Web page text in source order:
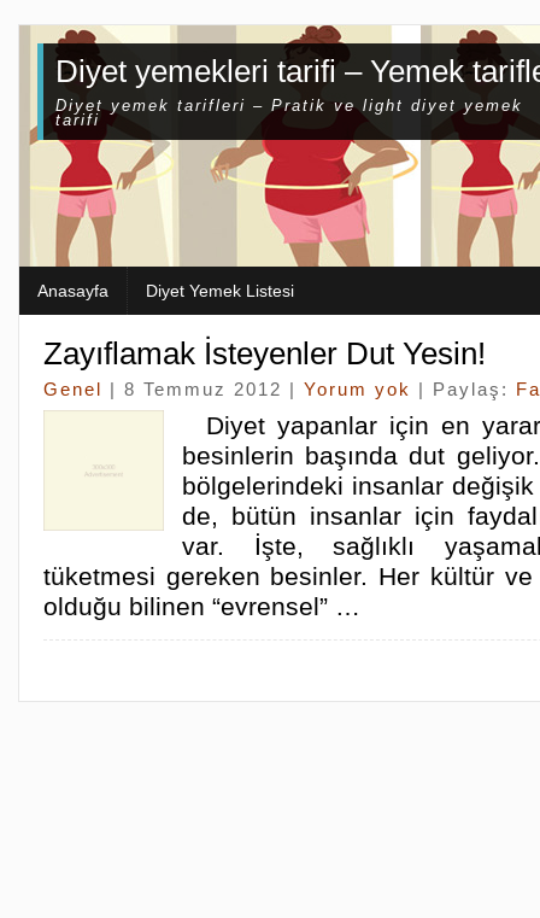
Diyet yemekleri tarifi – Yemek
Diyet yemek tarifleri – Pratik ve light diyet yemek
tarifi
Anasayfa Diyet Yemek Listesi
Zayıflamak İsteyenler Dut Yesin!
Genel | 8 Temmuz 2012 | Yorum yok | Paylaş:
Diyet yapanlar için en
besinlerin başında dut
bölgelerindeki insanlar değişik
de, bütün insanlar için
var. İşte, sağlıklı
tüketmesi gereken besinler. Her kültür ve
olduğu bilinen “evrensel” …